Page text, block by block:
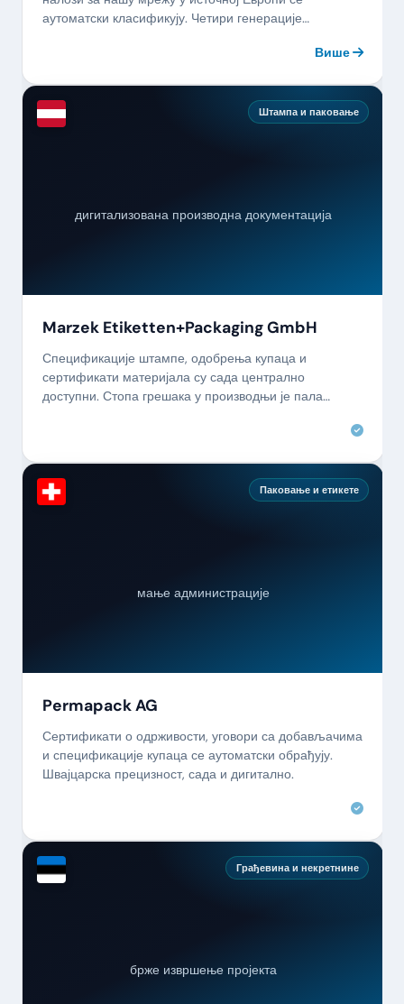
аутоматски класификују. Четири генерације
Више
Штампа и паковање
дигитализована производна документација
Marzek Etiketten+Packaging GmbH
Спецификације штампе, одобрења купаца и
сертификати материјала су сада централно
доступни. Стопа грешака у производњи је пала
Паковање и етикете
мање администрације
Permapack AG
Сертификати о одрживости, уговори са добављачима
и спецификације купаца се аутоматски обрађују.
Швајцарска прецизност, сада и дигитално.
Грађевина и некретнине
брже извршење пројекта